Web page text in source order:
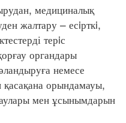
медициналық
жалтару – есiрткi,
терiс
органдары
немесе
қасақана орындамауы,
мен ұсынымдарын